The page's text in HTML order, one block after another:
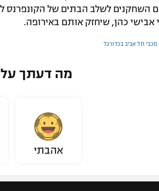
השחקנים לשלב הבתים של הקונפרנס
אבישי כהן, שיחזק אותם באירופה.
מכבי תל אביב בכדורגל
מה דעתך
אהבתי